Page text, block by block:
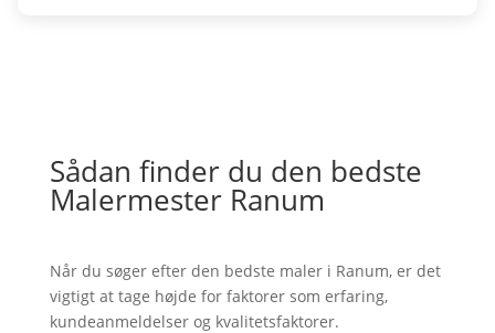
Sådan finder du den bedste
Malermester Ranum
Når du søger efter den bedste maler i Ranum, er det
vigtigt at tage højde for faktorer som erfaring,
kundeanmeldelser og kvalitetsfaktorer.